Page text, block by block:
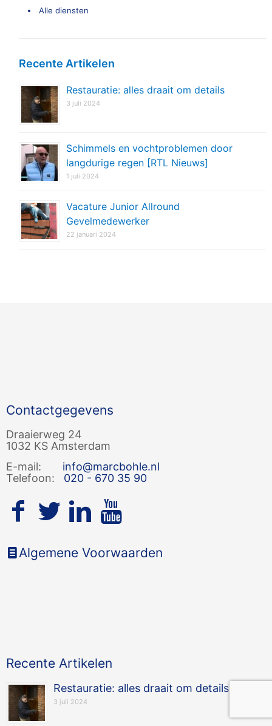
Alle diensten
Recente Artikelen
Restauratie: alles draait om details
3 juli 2024
Schimmels en vochtproblemen door
langdurige regen [RTL Nieuws]
1 juli 2024
Vacature Junior Allround
Gevelmedewerker
22 januari 2024
Contactgegevens
Draaierweg 24
1032 KS Amsterdam
E-mail: info@marcbohle.nl
Telefoon: 020 - 670 35 90
Algemene Voorwaarden
Recente Artikelen
Restauratie: alles draait om details
3 juli 2024